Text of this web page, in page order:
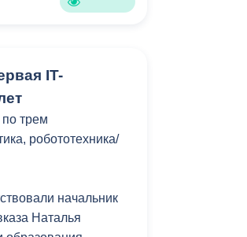
оборона в
ситуациях
финансового
IT-
трем
робототехника/
начальник
Наталья